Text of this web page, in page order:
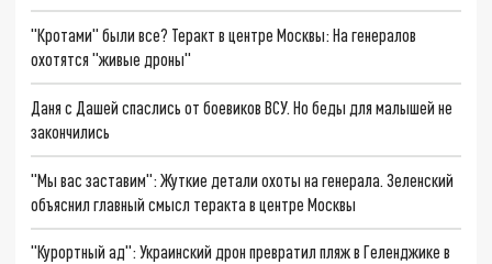
"Кротами" были все? Теракт в центре Москвы: На генералов
охотятся "живые дроны"
Даня с Дашей спаслись от боевиков ВСУ. Но беды для малышей не
закончились
"Мы вас заставим": Жуткие детали охоты на генерала. Зеленский
объяснил главный смысл теракта в центре Москвы
"Курортный ад": Украинский дрон превратил пляж в Геленджике в